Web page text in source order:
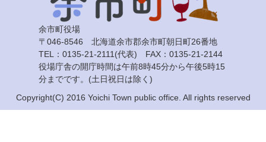
余市町役場
〒046-8546 北海道余市郡余市町朝日町26番地
TEL：0135-21-2111(代表) FAX：0135-21-2144
役場庁舎の開庁時間は午前8時45分から午後5時15
分までです。(土日祝日は除く)
Copyright(C) 2016 Yoichi Town public office. All rights reserved